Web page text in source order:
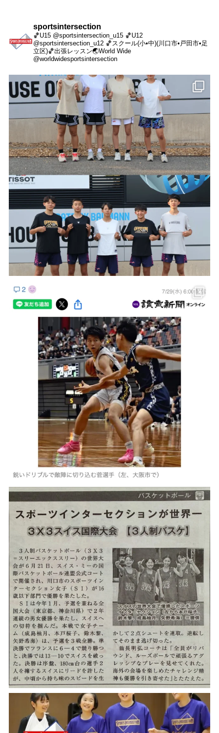
sportsintersection
🏀U15 @sportsintersection_u15 🏀U12
@sportsintersection_u12 🏀スクール(小•中)(川口市•戸田市•足
立区)🏀出張レッスン🌏World Wide
@worldwidesportsintersection